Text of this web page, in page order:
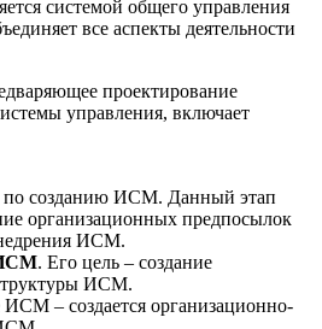
системой общего управления
все аспекты деятельности
проектирование
управления, включает
по созданию ИСМ. Данный этап
организационных предпосылок
ИСМ.
. Его цель – создание
ИСМ.
– создается организационно-